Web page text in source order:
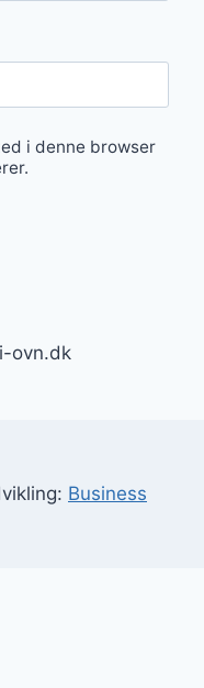
i denne browser
ovn.dk
Business